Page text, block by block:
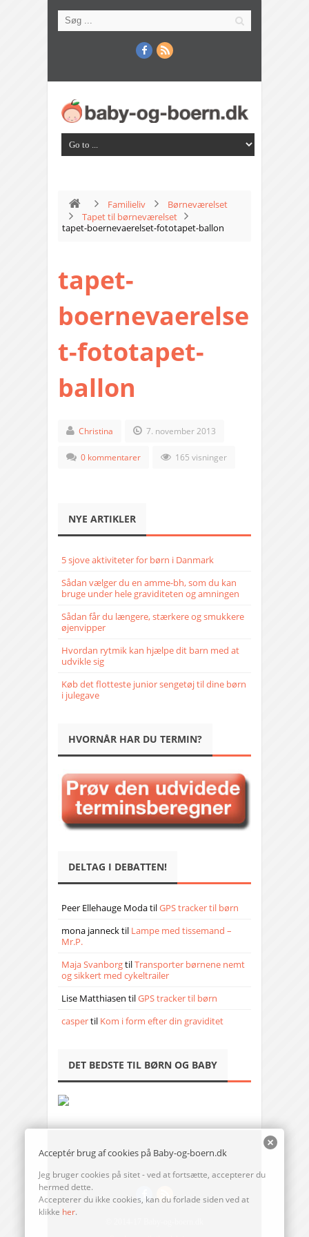
Familieliv
Børneværelset
Tapet til børneværelset
tapet-boernevaerelset-fototapet-ballon
tapet-
boernevaerelse
t-fototapet-
ballon
Christina 7. november 2013
0 kommentarer 165 visninger
NYE ARTIKLER
5 sjove aktiviteter for børn i Danmark
Sådan vælger du en amme-bh, som du kan
bruge under hele graviditeten og amningen
Sådan får du længere, stærkere og smukkere
øjenvipper
Hvordan rytmik kan hjælpe dit barn med at
udvikle sig
Køb det flotteste junior sengetøj til dine børn
i julegave
HVORNÅR HAR DU TERMIN?
DELTAG I DEBATTEN!
Peer Ellehauge ModatilGPS tracker til børn
mona jannecktil Lampe med tissemand –
Mr.P.
Maja SvanborgtilTransporter børnene nemt
og sikkert med cykeltrailer
Lise Matthiasen tilGPS tracker til børn
caspertil Kom i form efter din graviditet
DET BEDSTE TIL BØRN OG BABY
Acceptér brug af cookies på Baby-og-boern.dk
Jeg bruger cookies på sitet - ved at fortsætte, accepterer du
hermed dette.
Accepterer du ikke cookies, kan du forlade siden ved at
klikke her.